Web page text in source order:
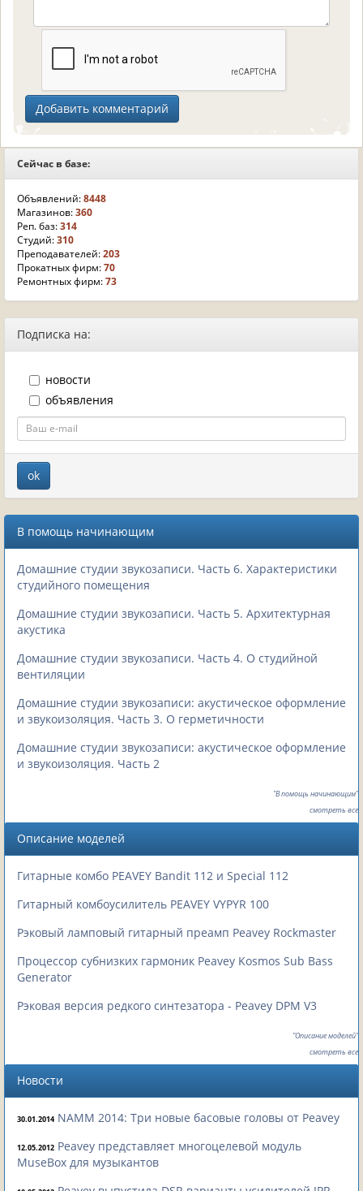
Сейчас в базе:
Объявлений:8448
Магазинов:360
Реп. баз:314
Студий:310
Преподавателей:203
Прокатных фирм:70
Ремонтных фирм:73
Подписка на:
новости
объявления
В помощь начинающим
Домашние студии звукозаписи. Часть 6. Характеристики
студийного помещения
Домашние студии звукозаписи. Часть 5. Архитектурная
акустика
Домашние студии звукозаписи. Часть 4. О студийной
вентиляции
Домашние студии звукозаписи: акустическое оформление
и звукоизоляция. Часть 3. О герметичности
Домашние студии звукозаписи: акустическое оформление
и звукоизоляция. Часть 2
"В помощь начинающим"
смотреть все
Описание моделей
Гитарные комбо PEAVEY Bandit 112 и Special 112
Гитарный комбоусилитель PEAVEY VYPYR 100
Рэковый ламповый гитарный преамп Peavey Rockmaster
Процессор субнизких гармоник Peavey Kosmos Sub Bass
Generator
Рэковая версия редкого синтезатора - Peavey DPM V3
"Описание моделей"
смотреть все
Новости
30.01.2014 NAMM 2014: Три новые басовые головы от Peavey
12.05.2012 Peavey представляет многоцелевой модуль
MuseBox для музыкантов